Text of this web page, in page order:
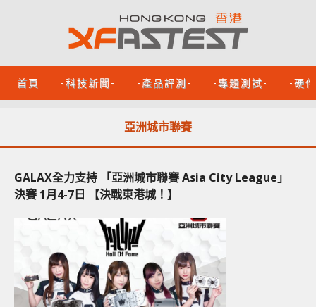
首頁 -科技新聞- -產品評測- -專題測試- -硬
亞洲城市聯賽
GALAX全力支持 「亞洲城市聯賽 Asia City League」
決賽 1月4-7日 【決戰東港城！】